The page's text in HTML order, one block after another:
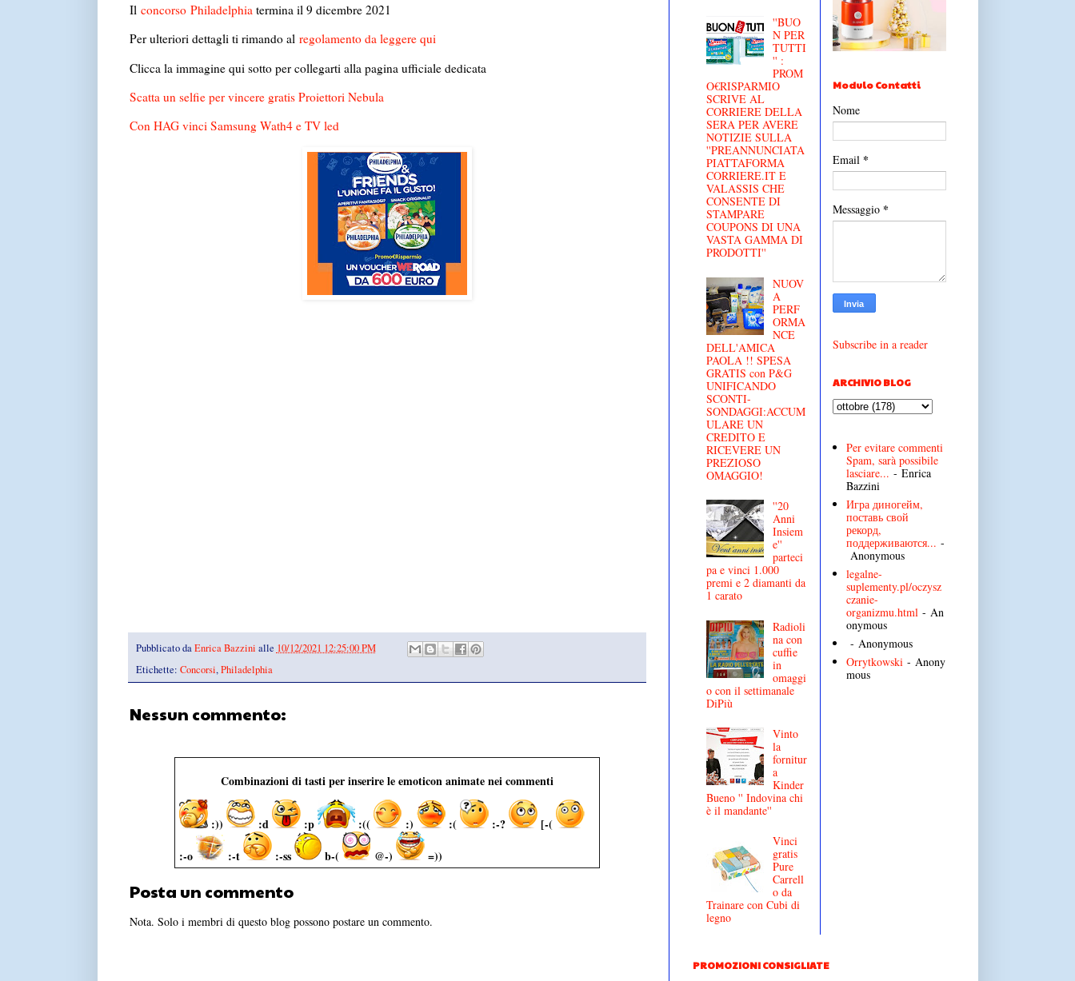
Il concorso Philadelphia termina il 9 dicembre 2021
Per ulteriori dettagli ti rimando al regolamento da leggere qui
Clicca la immagine qui sotto per collegarti alla pagina ufficiale dedicata
Scatta un selfie per vincere gratis Proiettori Nebula
Con HAG vinci Samsung Wath4 e TV led
Pubblicato daEnrica Bazzini alle 10/12/2021 12:25:00 PM
Etichette: Concorsi,Philadelphia
Nessun commento:
Combinazioni di tasti per inserire le emoticon animate nei commenti
:)) :d :p :(( :) :( :-?
[-(
:-o
:-t :-ss b-( @-) =))
Posta un commento
Nota. Solo i membri di questo blog possono postare un commento.
''BUO
N PER
TUTTI
'' :
PROM
O€RISPARMIO
SCRIVE AL
CORRIERE DELLA
SERA PER AVERE
NOTIZIE SULLA
''PREANNUNCIATA
PIATTAFORMA
CORRIERE.IT E
VALASSIS CHE
CONSENTE DI
STAMPARE
COUPONS DI UNA
VASTA GAMMA DI
PRODOTTI''
NUOV
A
PERF
ORMA
NCE
DELL'AMICA
PAOLA !! SPESA
GRATIS con P&G
UNIFICANDO
SCONTI-
SONDAGGI:ACCUM
ULARE UN
CREDITO E
RICEVERE UN
PREZIOSO
OMAGGIO!
''20
Anni
Insiem
e''
parteci
pa e vinci 1.000
premi e 2 diamanti da
1 carato
Radioli
na con
cuffie
in
omaggi
o con il settimanale
DiPiù
Vinto
la
fornitur
a
Kinder
Bueno '' Indovina chi
è il mandante''
Vinci
gratis
Pure
Carrell
o da
Trainare con Cubi di
legno
Modulo Contatti
Nome
Email *
Messaggio *
Subscribe in a reader
ARCHIVIO BLOG
Per evitare commenti
Spam, sarà possibile
lasciare... - Enrica
Bazzini
Игра диногейм,
поставь свой
рекорд,
поддерживаются... -
Anonymous
legalne-
suplementy.pl/oczysz
czanie-
organizmu.html - An
onymous
- Anonymous
Orrytkowski - Anony
mous
PROMOZIONI CONSIGLIATE